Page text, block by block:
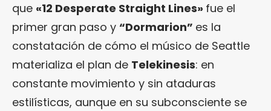
que «12 Desperate Straight Lines» fue el
primer gran paso y “Dormarion” es la
constatación de cómo el músico de Seattle
materializa el plan de Telekinesis: en
constante movimiento y sin ataduras
estilísticas, aunque en su subconsciente se